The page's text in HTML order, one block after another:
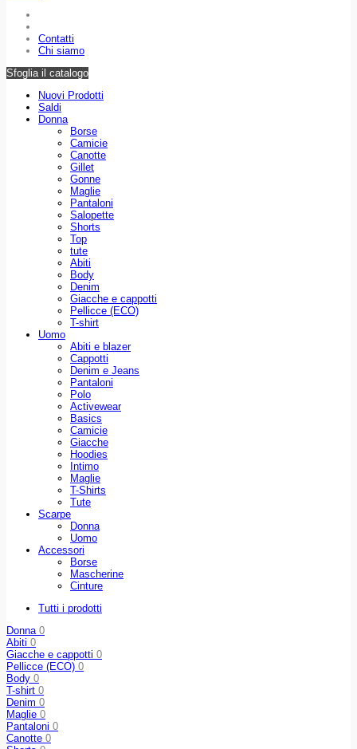
Contatti
Chi siamo
Sfoglia il catalogo
Nuovi Prodotti
Saldi
Donna
Borse
Camicie
Canotte
Gillet
Gonne
Maglie
Pantaloni
Salopette
Shorts
Top
tute
Abiti
Body
Denim
Giacche e cappotti
Pellicce (ECO)
T-shirt
Uomo
Abiti e blazer
Cappotti
Denim e Jeans
Pantaloni
Polo
Activewear
Basics
Camicie
Giacche
Hoodies
Intimo
Maglie
T-Shirts
Tute
Scarpe
Donna
Uomo
Accessori
Borse
Mascherine
Cinture
Tutti i prodotti
Donna 0
Abiti 0
Giacche e cappotti 0
Pellicce (ECO) 0
Body 0
T-shirt 0
Denim 0
Maglie 0
Pantaloni 0
Canotte 0